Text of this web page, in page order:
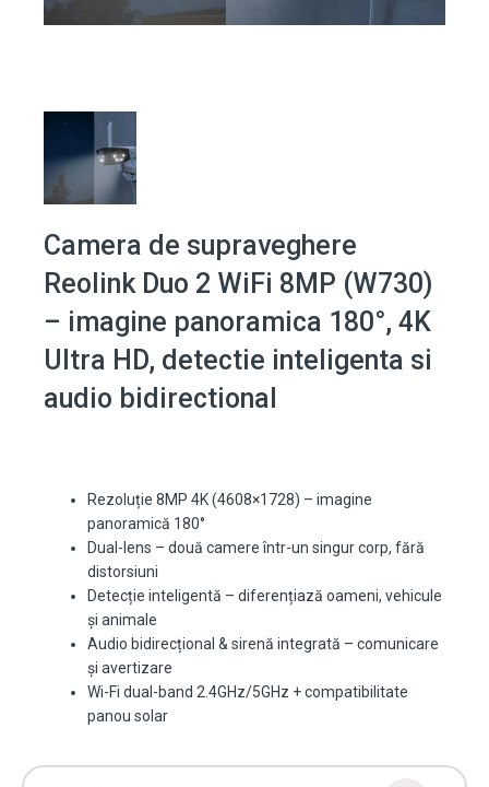
Camera de supraveghere
Reolink Duo 2 WiFi 8MP (W730)
– imagine panoramica 180°, 4K
Ultra HD, detectie inteligenta si
audio bidirectional
Rezoluție 8MP 4K (4608×1728) – imagine
panoramică 180°
Dual-lens – două camere într-un singur corp, fără
distorsiuni
Detecție inteligentă – diferențiază oameni, vehicule
și animale
Audio bidirecțional & sirenă integrată – comunicare
și avertizare
Wi-Fi dual-band 2.4GHz/5GHz + compatibilitate
panou solar